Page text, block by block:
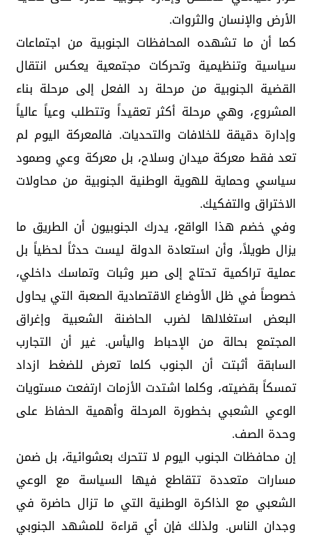
الأرض والإنسان والثروات.
كما أن ما تشهده المحافظات الجنوبية من اجتماعات
سياسية وتنظيمية وتحركات مجتمعية يعكس انتقال
القضية الجنوبية من مرحلة رد الفعل إلى مرحلة بناء
المشروع، وهي مرحلة أكثر تعقيداً وتتطلب وعياً عالياً
وإدارة دقيقة للخلافات والتحديات. فالمعركة اليوم لم
تعد فقط معركة ميدان وسلاح، بل معركة وعي وصمود
سياسي وحماية للهوية الوطنية الجنوبية من محاولات
الاختراق والتفكيك.
وفي خضم هذا الواقع، يدرك الجنوبيون أن الطريق ما
يزال طويلاً، وأن استعادة الدولة ليست حدثاً لحظياً بل
عملية تراكمية تحتاج إلى صبر وثبات وتماسك داخلي،
خصوصاً في ظل الأوضاع الاقتصادية الصعبة التي يحاول
البعض استغلالها لضرب الحاضنة الشعبية وإغراق
المجتمع بحالة من الإحباط واليأس. غير أن التجارب
السابقة أثبتت أن الجنوب كلما تعرض للضغط ازداد
تمسكاً بقضيته، وكلما اشتدت الأزمات ارتفعت مستويات
الوعي الشعبي بخطورة المرحلة وأهمية الحفاظ على
وحدة الصف.
إن محافظات الجنوب اليوم لا تتحرك بعشوائية، بل ضمن
مسارات متعددة تتقاطع فيها السياسة مع الوعي
الشعبي مع الذاكرة الوطنية التي ما تزال حاضرة في
وجدان الناس. ولذلك فإن أي قراءة للمشهد الجنوبي